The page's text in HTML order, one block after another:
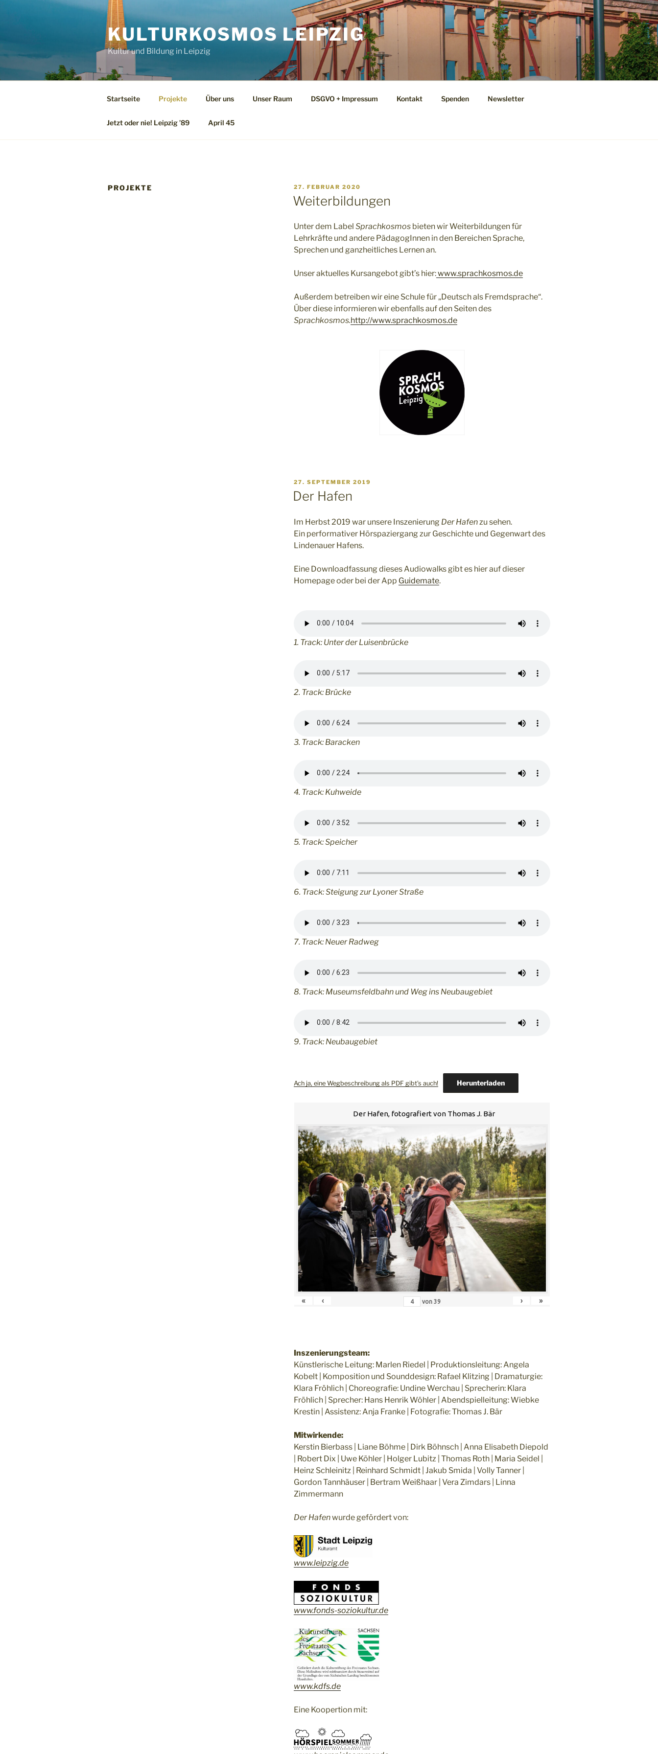
KULTURKOSMOS LEIPZIG
Kultur und Bildung in Leipzig
Startseite Projekte Über uns Unser Raum DSGVO + Impressum Kontakt Spenden Newsletter
Jetzt oder nie! Leipzig ’89 April 45
PROJEKTE
VERÖFFENTLICHT
AM
27. FEBRUAR 2020
Weiterbildungen
Unter dem Label Sprachkosmosbieten wir Weiterbildungen für
Lehrkräfte und andere PädagogInnen in den Bereichen Sprache,
Sprechen und ganzheitliches Lernen an.
Unser aktuelles Kursangebot gibt’s hier:www.sprachkosmos.de
Außerdem betreiben wir eine Schule für „Deutsch als Fremdsprache“.
Über diese informieren wir ebenfalls auf den Seiten des
Sprachkosmos.http://www.sprachkosmos.de
VERÖFFENTLICHT
AM
27. SEPTEMBER 2019
Der Hafen
Im Herbst 2019 war unsere Inszenierung Der Hafenzu sehen.
Ein performativer Hörspaziergang zur Geschichte und Gegenwart des
Lindenauer Hafens.
Eine Downloadfassung dieses Audiowalks gibt es hier auf dieser
Homepage oder bei der App Guidemate.
1. Track: Unter der Luisenbrücke
2. Track: Brücke
3. Track: Baracken
4. Track: Kuhweide
5. Track: Speicher
6. Track: Steigung zur Lyoner Straße
7. Track: Neuer Radweg
8. Track: Museumsfeldbahn und Weg ins Neubaugebiet
9. Track: Neubaugebiet
Ach ja, eine Wegbeschreibung als PDF gibt’s auch! Herunterladen
Der Hafen, fotografiert von Thomas J. Bär
« ‹ von 39 › »
Inszenierungsteam:
Künstlerische Leitung: Marlen Riedel | Produktionsleitung: Angela
Kobelt | Komposition und Sounddesign: Rafael Klitzing | Dramaturgie:
Klara Fröhlich | Choreografie: Undine Werchau | Sprecherin: Klara
Fröhlich | Sprecher: Hans Henrik Wöhler | Abendspielleitung: Wiebke
Krestin | Assistenz: Anja Franke | Fotografie: Thomas J. Bär
Mitwirkende:
Kerstin Bierbass | Liane Böhme | Dirk Böhnsch | Anna Elisabeth Diepold
| Robert Dix | Uwe Köhler | Holger Lubitz | Thomas Roth | Maria Seidel |
Heinz Schleinitz | Reinhard Schmidt | Jakub Smida | Volly Tanner |
Gordon Tannhäuser | Bertram Weißhaar | Vera Zimdars | Linna
Zimmermann
Der Hafenwurde gefördert von:
www.leipzig.de
www.fonds-soziokultur.de
www.kdfs.de
Eine Koopertion mit: